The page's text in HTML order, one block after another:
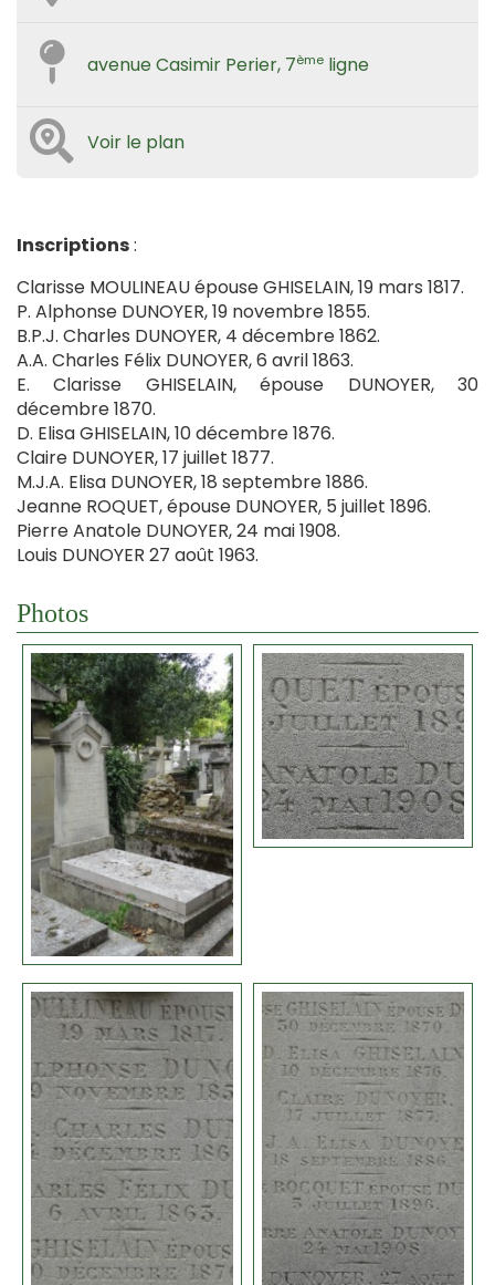
avenue Casimir Perier, 7ème ligne
Voir le plan
Inscriptions:
Clarisse MOULINEAU épouse GHISELAIN, 19 mars 1817.
P. Alphonse DUNOYER, 19 novembre 1855.
B.P.J. Charles DUNOYER, 4 décembre 1862.
A.A. Charles Félix DUNOYER, 6 avril 1863.
E. Clarisse GHISELAIN, épouse DUNOYER, 30
décembre 1870.
D. Elisa GHISELAIN, 10 décembre 1876.
Claire DUNOYER, 17 juillet 1877.
M.J.A. Elisa DUNOYER, 18 septembre 1886.
Jeanne ROQUET, épouse DUNOYER, 5 juillet 1896.
Pierre Anatole DUNOYER, 24 mai 1908.
Louis DUNOYER 27 août 1963.
Photos